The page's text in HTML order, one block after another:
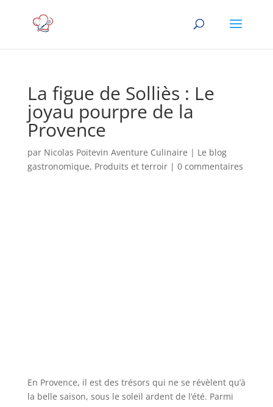
La figue de Solliès : Le
joyau pourpre de la
Provence
par Nicolas Poitevin Aventure Culinaire | Le blog
gastronomique, Produits et terroir| 0 commentaires
En Provence, il est des trésors qui ne se révèlent qu’à
la belle saison, sous le soleil ardent de l’été. Parmi